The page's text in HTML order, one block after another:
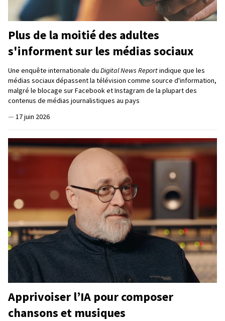
Plus de la moitié des adultes
s'informent sur les médias sociaux
Une enquête internationale du Digital News Reportindique que les
médias sociaux dépassent la télévision comme source d'information,
malgré le blocage sur Facebook et Instagram de la plupart des
contenus de médias journalistiques au pays
— 17 juin 2026
Apprivoiser l’IA pour composer
chansons et musiques